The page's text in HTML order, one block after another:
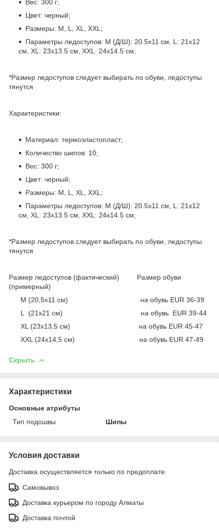
Вес: 300 г;
Цвет: черный;
Размеры: M, L, XL, XXL;
Параметры ледоступов: M (Д/Ш): 20.5х11 см, L: 21х12
см, XL: 23х13.5 см, XXL: 24х14.5 см;
*Размер ледоступов следует выбирать по обуви, ледоступы
тянутся
Характеристики:
Материал: термоэластопласт;
Количество шипов: 10;
Вес: 300 г;
Цвет: черный;
Размеры: M, L, XL, XXL;
Параметры ледоступов: M (Д/Ш): 20.5х11 см, L: 21х12
см, XL: 23х13.5 см, XXL: 24х14.5 см;
*Размер ледоступов следует выбирать по обуви, ледоступы
тянутся
Размер ледоступов (фактический) Размер обуви
(примерный)
М (20,5х11 см) на обувь EUR 36-39
L (21х21 см) на обувь EUR 39-44
XL (23х13,5 см) на обувь EUR 45-47
XXL (24х14,5 см) на обувь EUR 47-49
Скрыть
Характеристики
Основные атрибуты
Тип подошвы
Шипы
Условия доставки
Доставка осуществляется только по предоплате.
Самовывоз
Доставка курьером по городу Алматы
Доставка почтой